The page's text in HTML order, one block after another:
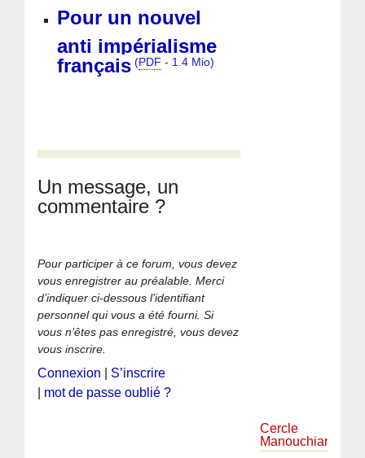
Pour un nouvel
anti impérialisme
français (PDF - 1.4 Mio)
Un message, un
commentaire ?
Pour participer à ce forum, vous devez
vous enregistrer au préalable. Merci
d’indiquer ci-dessous l’identifiant
personnel qui vous a été fourni. Si
vous n’êtes pas enregistré, vous devez
vous inscrire.
Connexion
S’inscrire
mot de passe oublié ?
Cercle
Manouchian